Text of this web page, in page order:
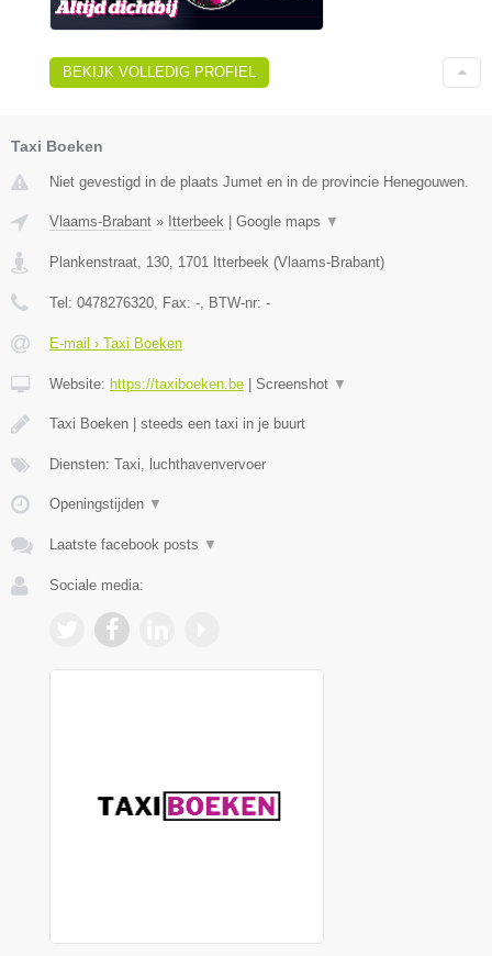
BEKIJK VOLLEDIG PROFIEL
Taxi Boeken
Niet gevestigd in de plaats Jumet en in de provincie Henegouwen.
Vlaams-Brabant » Itterbeek Google maps ▼
Plankenstraat, 130, 1701 Itterbeek (Vlaams-Brabant)
Tel: 0478276320, Fax: -, BTW-nr: -
E-mail › Taxi Boeken
Website: https://taxiboeken.be Screenshot ▼
Taxi Boeken | steeds een taxi in je buurt
Diensten: Taxi, luchthavenvervoer
Openingstijden ▼
Laatste facebook posts ▼
Sociale media: